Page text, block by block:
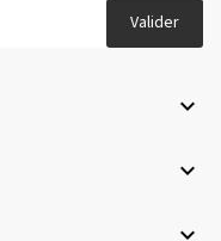
Valider


